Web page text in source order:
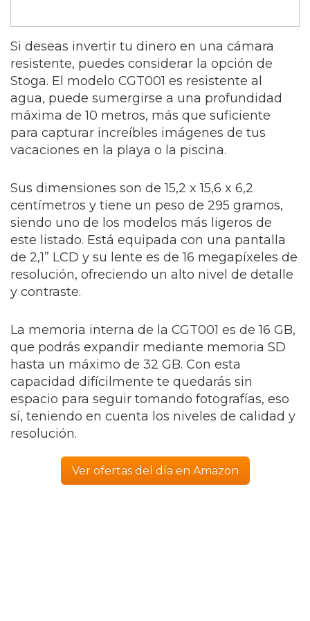
Si deseas invertir tu dinero en una cámara
resistente, puedes considerar la opción de
Stoga. El modelo CGT001 es resistente al
agua, puede sumergirse a una profundidad
máxima de 10 metros, más que suficiente
para capturar increíbles imágenes de tus
vacaciones en la playa o la piscina.
Sus dimensiones son de 15,2 x 15,6 x 6,2
centímetros y tiene un peso de 295 gramos,
siendo uno de los modelos más ligeros de
este listado. Está equipada con una pantalla
de 2,1” LCD y su lente es de 16 megapíxeles de
resolución, ofreciendo un alto nivel de detalle
y contraste.
La memoria interna de la CGT001 es de 16 GB,
que podrás expandir mediante memoria SD
hasta un máximo de 32 GB. Con esta
capacidad difícilmente te quedarás sin
espacio para seguir tomando fotografías, eso
sí, teniendo en cuenta los niveles de calidad y
resolución.
Ver ofertas del día en Amazon